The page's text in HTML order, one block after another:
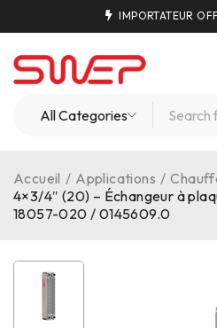
IMPORTATEUR
Accueil / Applications /
4×3/4″ (20) – Échangeur à
18057-020 / 0145609.0